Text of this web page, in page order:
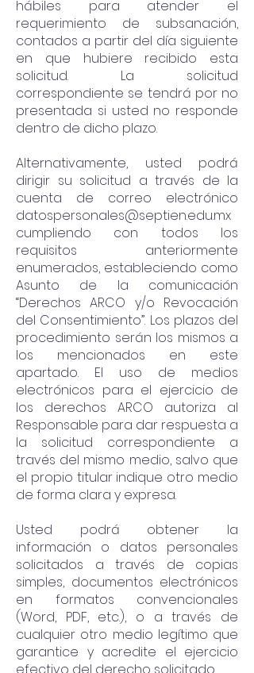
hábiles para atender el
requerimiento de subsanación,
contados a partir del día siguiente
en que hubiere recibido esta
solicitud. La solicitud
correspondiente se tendrá por no
presentada si usted no responde
dentro de dicho plazo.
Alternativamente, usted podrá
dirigir su solicitud a través de la
cuenta de correo electrónico
datospersonales@septien.edu.mx
cumpliendo con todos los
requisitos anteriormente
enumerados, estableciendo como
Asunto de la comunicación
“Derechos ARCO y/o Revocación
del Consentimiento”. Los plazos del
procedimiento serán los mismos a
los mencionados en este
apartado. El uso de medios
electrónicos para el ejercicio de
los derechos ARCO autoriza al
Responsable para dar respuesta a
la solicitud correspondiente a
través del mismo medio, salvo que
el propio titular indique otro medio
de forma clara y expresa.
Usted podrá obtener la
información o datos personales
solicitados a través de copias
simples, documentos electrónicos
en formatos convencionales
(Word, PDF, etc.), o a través de
cualquier otro medio legítimo que
garantice y acredite el ejercicio